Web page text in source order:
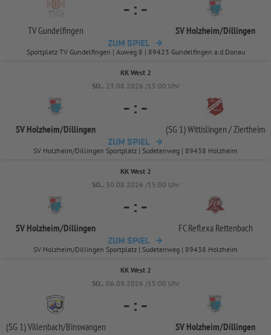
TV Gundelfingen
- : -
SV Holzheim/Dillingen
ZUM SPIEL
Sportplatz TV Gundelfingen | Auweg 8 | 89423 Gundelfingen a.d.Donau
KK West 2
SO.. 23.08.2026 /15:00 Uhr
SV Holzheim/Dillingen
- : -
(SG 1) Wittislingen /Ziertheim
ZUM SPIEL
SV Holzheim/Dillingen Sportplatz | Sudetenweg | 89438 Holzheim
KK West 2
SO.. 30.08.2026 /15:00 Uhr
SV Holzheim/Dillingen
- : -
FC Reflexa Rettenbach
ZUM SPIEL
SV Holzheim/Dillingen Sportplatz | Sudetenweg | 89438 Holzheim
KK West 2
SO.. 06.09.2026 /15:00 Uhr
(SG 1) Villenbach/Binswangen
- : -
SV Holzheim/Dillingen